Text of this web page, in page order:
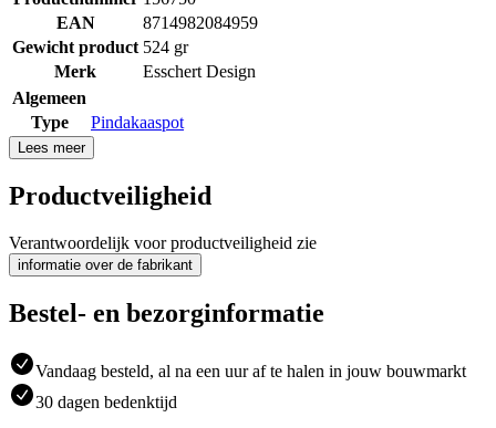
EAN
8714982084959
Gewicht product 524 gr
Merk
Esschert Design
Algemeen
Type
Pindakaaspot
Lees meer
Productveiligheid
Verantwoordelijk voor productveiligheid zie
informatie over de fabrikant
Bestel- en bezorginformatie
Vandaag besteld, al na een uur af te halen in jouw bouwmarkt
30 dagen bedenktijd